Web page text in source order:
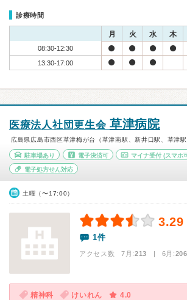
診療時間
月 火 水 木
08:30-12:30
13:30-17:00
医療法人社団更生会 草津病院
広島県広島市西区草津梅が台（草津南駅、新井口駅、草津駅
駐車場あり 電子決済可 マイナ受付 (スマホ
電子処方せん対応
土曜（〜17:00）
3.29
1件
アクセス数 7月:213 | 6月:206
精神科 けいれん
4.0